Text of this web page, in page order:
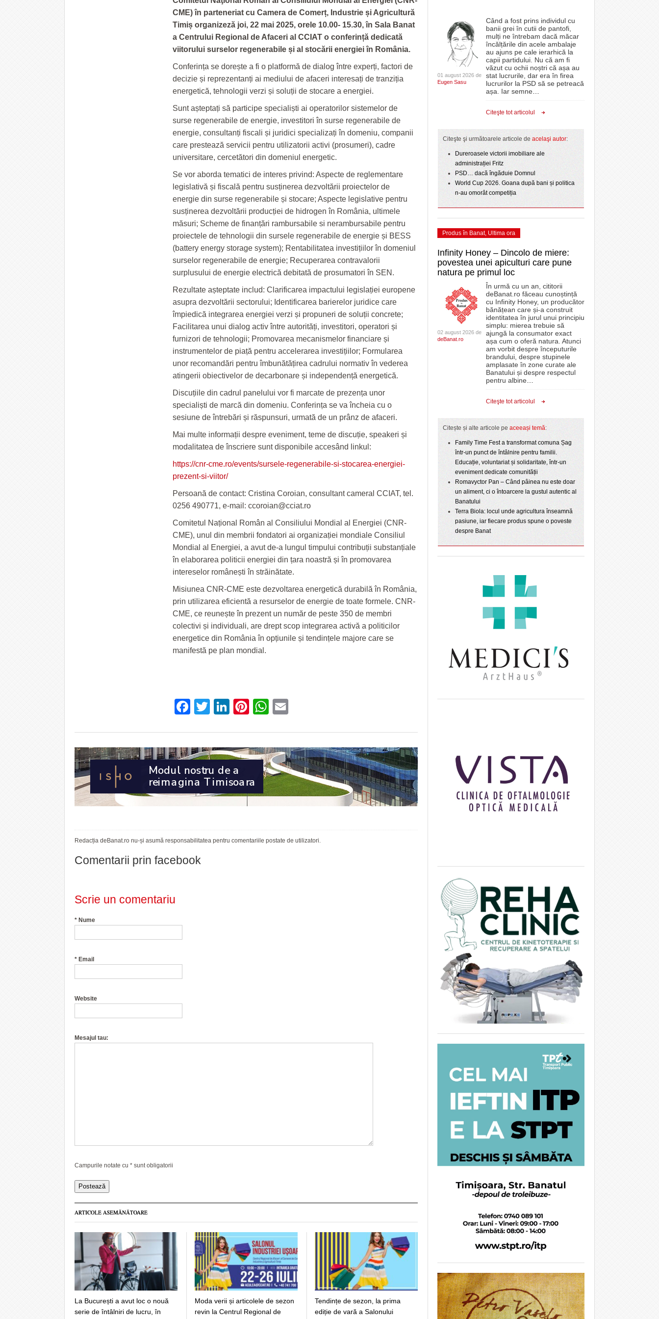
CME) în parteneriat cu Camera de Comerț, Industrie și Agricultură
Timiș organizeză joi, 22 mai 2025, orele 10.00- 15.30, în Sala Banat
a Centrului Regional de Afaceri al CCIAT o conferință dedicată
viitorului surselor regenerabile și al stocării energiei în România.
Conferința se dorește a fi o platformă de dialog între experți, factori de
decizie și reprezentanți ai mediului de afaceri interesați de tranziția
energetică, tehnologii verzi și soluții de stocare a energiei.
Sunt așteptați să participe specialiști ai operatorilor sistemelor de
surse regenerabile de energie, investitori în surse regenerabile de
energie, consultanți fiscali și juridici specializați în domeniu, companii
care prestează servicii pentru utilizatorii activi (prosumeri), cadre
universitare, cercetători din domeniul energetic.
Se vor aborda tematici de interes privind: Aspecte de reglementare
legislativă și fiscală pentru susținerea dezvoltării proiectelor de
energie din surse regenerabile și stocare; Aspecte legislative pentru
susținerea dezvoltării producției de hidrogen în România, ultimele
măsuri; Scheme de finanțări rambursabile si nerambursabile pentru
proiectele de tehnologii din sursele regenerabile de energie și BESS
(battery energy storage system); Rentabilitatea investițiilor în domeniul
surselor regenerabile de energie; Recuperarea contravalorii
surplusului de energie electrică debitată de prosumatori în SEN.
Rezultate așteptate includ: Clarificarea impactului legislației europene
asupra dezvoltării sectorului; Identificarea barierelor juridice care
împiedică integrarea energiei verzi și propuneri de soluții concrete;
Facilitarea unui dialog activ între autorități, investitori, operatori și
furnizori de tehnologii; Promovarea mecanismelor financiare și
instrumentelor de piață pentru accelerarea investițiilor; Formularea
unor recomandări pentru îmbunătățirea cadrului normativ în vederea
atingerii obiectivelor de decarbonare și independență energetică.
Discuțiile din cadrul panelului vor fi marcate de prezența unor
specialiști de marcă din domeniu. Conferința se va încheia cu o
sesiune de întrebări și răspunsuri, urmată de un prânz de afaceri.
Mai multe informații despre eveniment, teme de discuție, speakeri și
modalitatea de înscriere sunt disponibile accesând linkul:
https://cnr-cme.ro/events/sursele-regenerabile-si-stocarea-energiei-
prezent-si-viitor/
Persoană de contact: Cristina Coroian, consultant cameral CCIAT, tel.
0256 490771, e-mail: ccoroian@cciat.ro
Comitetul Național Român al Consiliului Mondial al Energiei (CNR-
CME), unul din membrii fondatori ai organizației mondiale Consiliul
Mondial al Energiei, a avut de-a lungul timpului contribuții substanțiale
în elaborarea politicii energiei din țara noastră și în promovarea
intereselor românești în străinătate.
Misiunea CNR-CME este dezvoltarea energetică durabilă în România,
prin utilizarea eficientă a resurselor de energie de toate formele. CNR-
CME, ce reunește în prezent un număr de peste 350 de membri
colectivi și individuali, are drept scop integrarea activă a politicilor
energetice din România în opțiunile și tendințele majore care se
manifestă pe plan mondial.
Facebook
Twitter
LinkedIn
Pinterest
WhatsApp
Redacția deBanat.ro nu-și asumă responsabilitatea pentru comentariile postate de utilizatori.
Comentarii prin facebook
Scrie un comentariu
* Nume
* Email
Website
Mesajul tau:
Campurile notate cu * sunt obligatorii
ARTICOLE ASEMĂNĂTOARE
La București a avut loc o nouă
serie de întâlniri de lucru, în
Moda verii și articolele de sezon
revin la Centrul Regional de
Tendințe de sezon, la prima
ediție de vară a Salonului
01 august 2026 de
Eugen Sasu
Când a fost prins individul cu
banii grei în cutii de pantofi,
mulți ne întrebam dacă măcar
încălțările din acele ambalaje
au ajuns pe cale ierarhică la
capii partidului. Nu că am fi
văzut cu ochii noștri că așa au
stat lucrurile, dar era în firea
lucrurilor la PSD să se petreacă
așa. Iar semne
Citeşte tot articolul
Citeşte şi următoarele articole de acelaşi autor:
Dureroasele victorii imobiliare ale
administrației Fritz
PSD… dacă îngăduie Domnul
World Cup 2026. Goana după bani și politica
n-au omorât competiția
Produs în Banat, Ultima ora
Infinity Honey – Dincolo de miere:
povestea unei apiculturi care pune
natura pe primul loc
02 august 2026 de
deBanat.ro
În urmă cu un an, cititorii
deBanat.ro făceau cunoștință
cu Infinity Honey, un producător
bănățean care și-a construit
identitatea în jurul unui principiu
simplu: mierea trebuie să
ajungă la consumator exact
așa cum o oferă natura. Atunci
am vorbit despre începuturile
brandului, despre stupinele
amplasate în zone curate ale
Banatului și despre respectul
pentru albine
Citeşte tot articolul
Citește și alte articole pe aceeași temă:
Family Time Fest a transformat comuna Șag
într-un punct de întâlnire pentru familii.
Educație, voluntariat și solidaritate, într-un
eveniment dedicate comunității
Romavyctor Pan – Când pâinea nu este doar
un aliment, ci o întoarcere la gustul autentic al
Banatului
Terra Biola: locul unde agricultura înseamnă
pasiune, iar fiecare produs spune o poveste
despre Banat